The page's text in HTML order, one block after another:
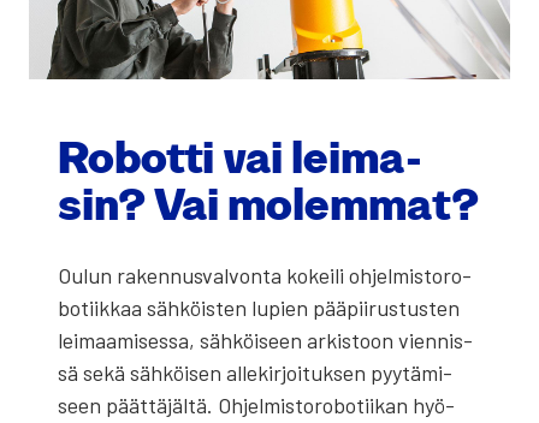
Robot­ti vai lei­ma­
sin? Vai molem­mat?
Oulun raken­nus­val­von­ta kokei­li ohjel­mis­to­ro­
bo­tiik­kaa säh­köis­ten lupien pää­pii­rus­tus­ten
lei­maa­mi­ses­sa, säh­köi­seen arkis­toon vien­nis­
sä sekä säh­köi­sen alle­kir­joi­tuk­sen pyy­tä­mi­
seen päät­tä­jäl­tä. Ohjel­mis­to­ro­bo­tii­kan hyö­